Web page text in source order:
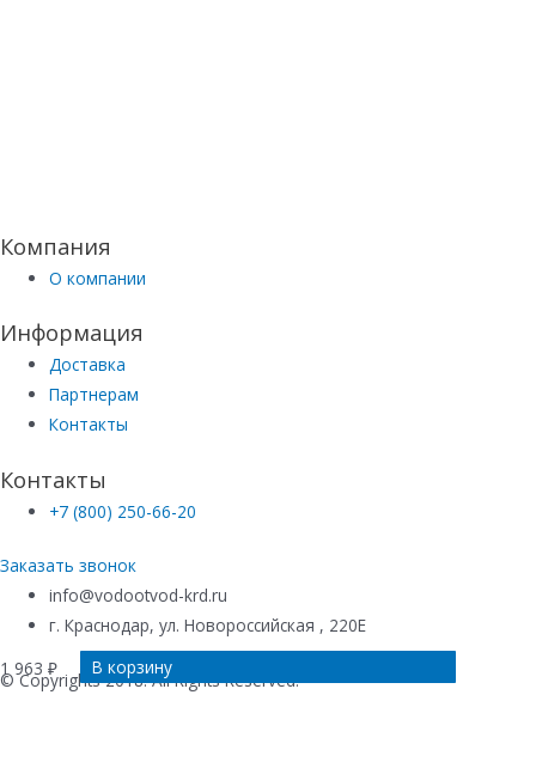
Подробнее
Подробнее
Подробнее
1 963 ₽ В корзину
Компания
О компании
Информация
Доставка
Партнерам
Контакты
Контакты
+7 (800) 250-66-20
Заказать звонок
info@vodootvod-krd.ru
г. Краснодар, ул. Новороссийская , 220Е
© Copyrights 2018. All Rights Reserved.